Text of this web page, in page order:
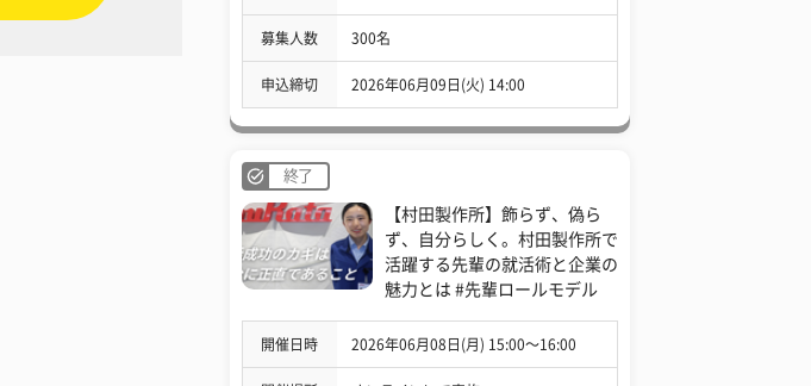
募集人数 300名
申込締切 2026年06月09日(火) 14:00
終了
【村田製作所】飾らず、偽ら
ず、自分らしく。村田製作所で
活躍する先輩の就活術と企業の
魅力とは #先輩ロールモデル
開催日時 2026年06月08日(月) 15:00〜16:00